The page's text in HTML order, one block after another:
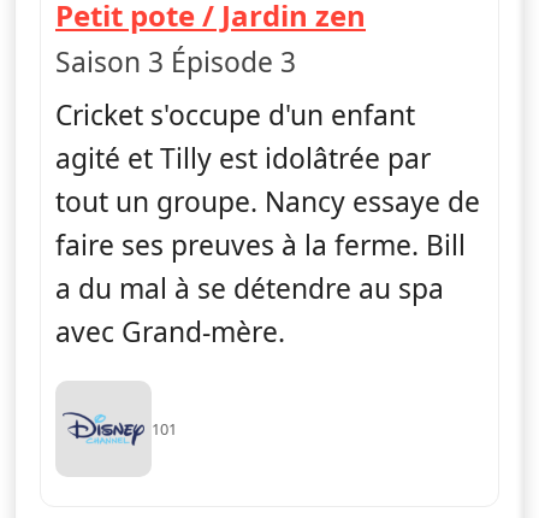
Petit pote / Jardin zen
Saison 3 Épisode 3
Cricket s'occupe d'un enfant
agité et Tilly est idolâtrée par
tout un groupe. Nancy essaye de
faire ses preuves à la ferme. Bill
a du mal à se détendre au spa
avec Grand-mère.
101